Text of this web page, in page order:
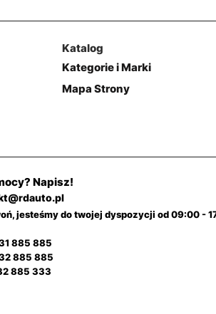
Katalog
Kategorie i Marki
Mapa Strony
Napisz!
jesteśmy do twojej dyspozycji od 09:00 -
885 885
885 885
885 333